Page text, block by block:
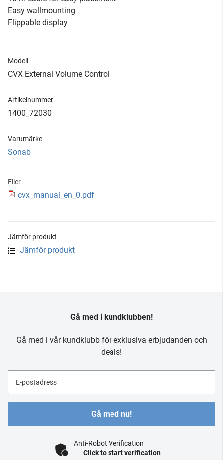
Easy wallmounting
Flippable display
Modell
CVX External Volume Control
Artikelnummer
1400_72030
Varumärke
Sonab
Filer
cvx_manual_en_0.pdf
Jämför produkt
Jämför produkt
Gå med i kundklubben!
Gå med i vår kundklubb för exklusiva erbjudanden och
deals!
E-postadress
Gå med nu!
Anti-Robot Verification
Click to start verification